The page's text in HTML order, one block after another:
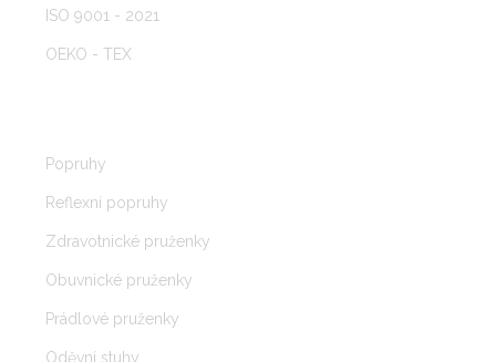
ISO 9001 - 2021
OEKO - TEX
Popruhy
Reflexní popruhy
Zdravotnické pruženky
Obuvnické pruženky
Prádlové pruženky
Oděvní stuhy